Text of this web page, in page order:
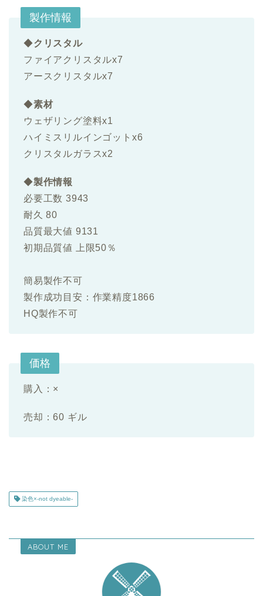
製作情報
◆クリスタル
ファイアクリスタルx7
アースクリスタルx7
◆素材
ウェザリング塗料x1
ハイミスリルインゴットx6
クリスタルガラスx2
◆製作情報
必要工数 3943
耐久 80
品質最大値 9131
初期品質値 上限50％
簡易製作不可
製作成功目安：作業精度1866
HQ製作不可
価格
購入：×
売却：60 ギル
染色×-not dyeable-
ABOUT ME